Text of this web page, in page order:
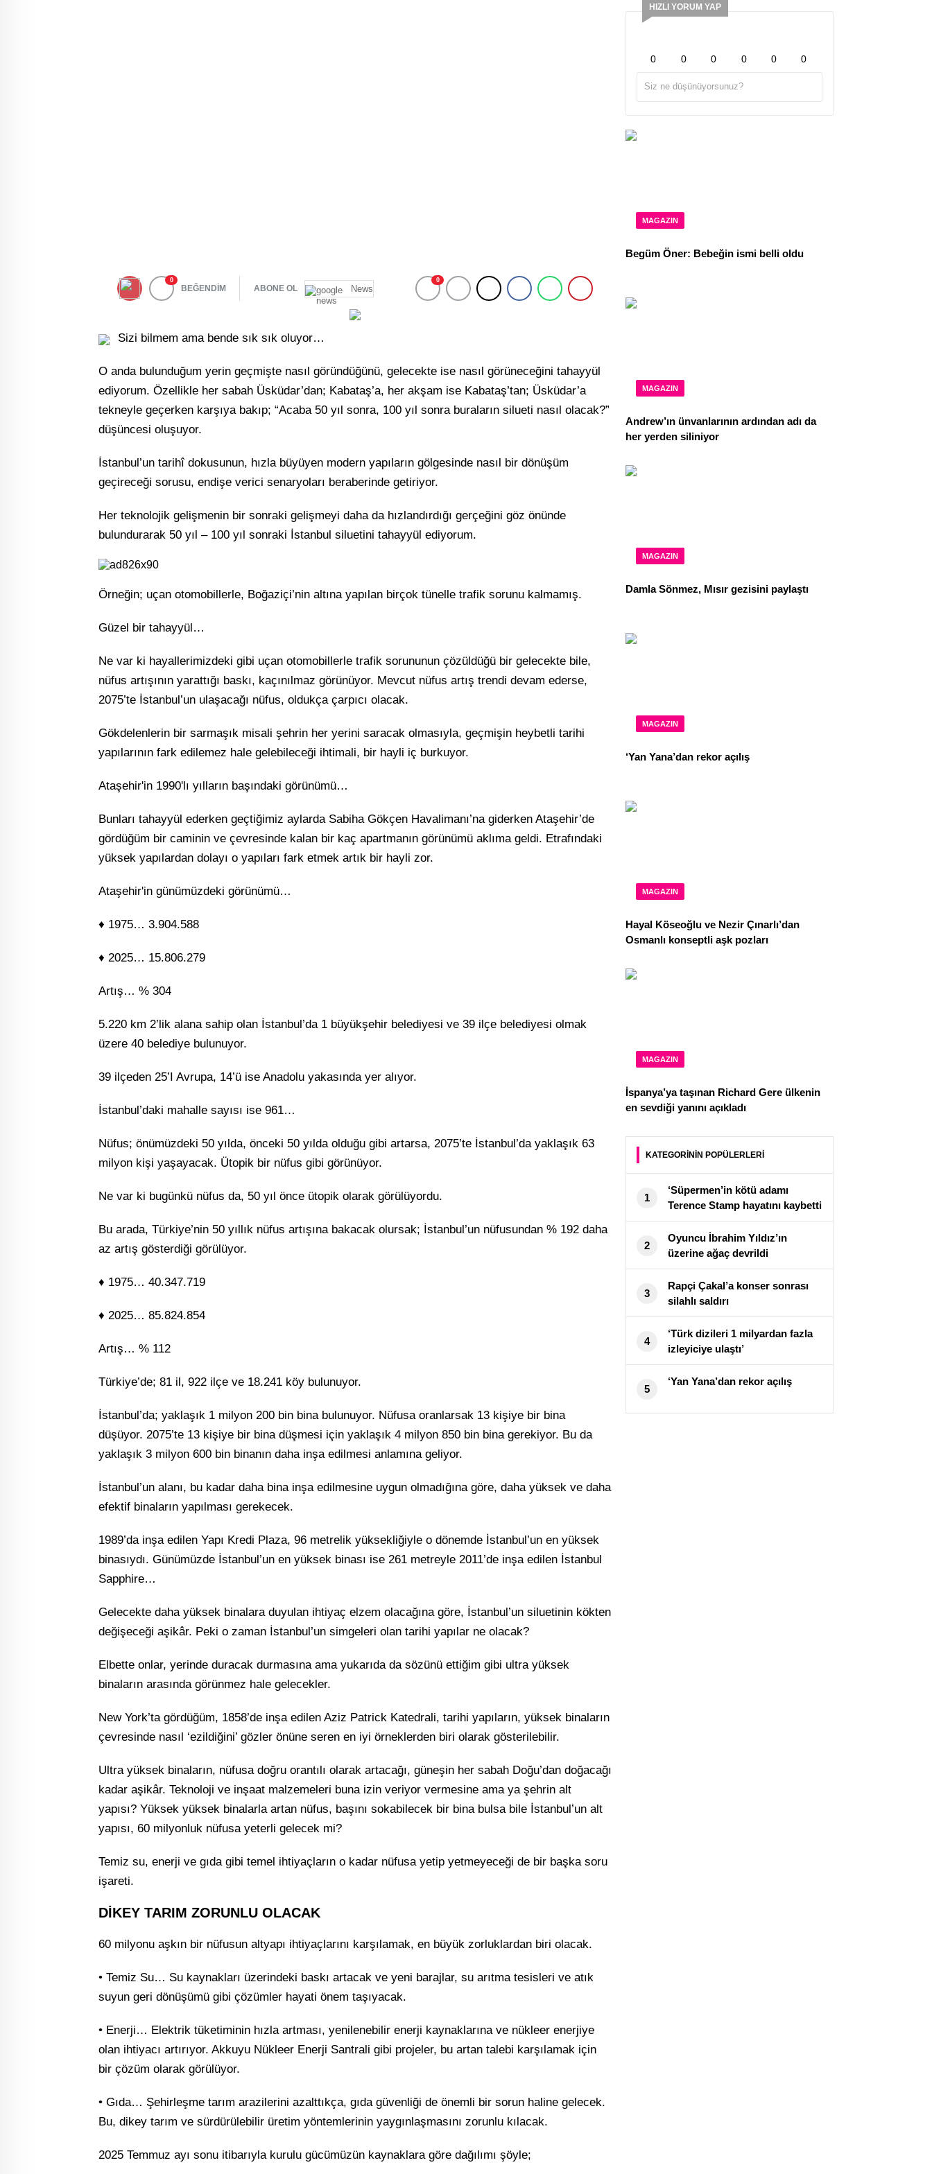
0
BEĞENDİM ABONE OL News
0
Sizi bilmem ama bende sık sık oluyor…
O anda bulunduğum yerin geçmişte nasıl göründüğünü, gelecekte ise nasıl görüneceğini tahayyül
ediyorum. Özellikle her sabah Üsküdar’dan; Kabataş’a, her akşam ise Kabataş’tan; Üsküdar’a
tekneyle geçerken karşıya bakıp; “Acaba 50 yıl sonra, 100 yıl sonra buraların silueti nasıl olacak?”
düşüncesi oluşuyor.
İstanbul’un tarihî dokusunun, hızla büyüyen modern yapıların gölgesinde nasıl bir dönüşüm
geçireceği sorusu, endişe verici senaryoları beraberinde getiriyor.
Her teknolojik gelişmenin bir sonraki gelişmeyi daha da hızlandırdığı gerçeğini göz önünde
bulundurarak 50 yıl – 100 yıl sonraki İstanbul siluetini tahayyül ediyorum.
Örneğin; uçan otomobillerle, Boğaziçi’nin altına yapılan birçok tünelle trafik sorunu kalmamış.
Güzel bir tahayyül…
Ne var ki hayallerimizdeki gibi uçan otomobillerle trafik sorununun çözüldüğü bir gelecekte bile,
nüfus artışının yarattığı baskı, kaçınılmaz görünüyor. Mevcut nüfus artış trendi devam ederse,
2075’te İstanbul’un ulaşacağı nüfus, oldukça çarpıcı olacak.
Gökdelenlerin bir sarmaşık misali şehrin her yerini saracak olmasıyla, geçmişin heybetli tarihi
yapılarının fark edilemez hale gelebileceği ihtimali, bir hayli iç burkuyor.
Ataşehir'in 1990'lı yılların başındaki görünümü…
Bunları tahayyül ederken geçtiğimiz aylarda Sabiha Gökçen Havalimanı’na giderken Ataşehir’de
gördüğüm bir caminin ve çevresinde kalan bir kaç apartmanın görünümü aklıma geldi. Etrafındaki
yüksek yapılardan dolayı o yapıları fark etmek artık bir hayli zor.
Ataşehir'in günümüzdeki görünümü…
♦ 1975… 3.904.588
♦ 2025… 15.806.279
Artış… % 304
5.220 km 2’lik alana sahip olan İstanbul’da 1 büyükşehir belediyesi ve 39 ilçe belediyesi olmak
üzere 40 belediye bulunuyor.
39 ilçeden 25’I Avrupa, 14’ü ise Anadolu yakasında yer alıyor.
İstanbul’daki mahalle sayısı ise 961…
Nüfus; önümüzdeki 50 yılda, önceki 50 yılda olduğu gibi artarsa, 2075’te İstanbul’da yaklaşık 63
milyon kişi yaşayacak. Ütopik bir nüfus gibi görünüyor.
Ne var ki bugünkü nüfus da, 50 yıl önce ütopik olarak görülüyordu.
Bu arada, Türkiye’nin 50 yıllık nüfus artışına bakacak olursak; İstanbul’un nüfusundan % 192 daha
az artış gösterdiği görülüyor.
♦ 1975… 40.347.719
♦ 2025… 85.824.854
Artış… % 112
Türkiye’de; 81 il, 922 ilçe ve 18.241 köy bulunuyor.
İstanbul’da; yaklaşık 1 milyon 200 bin bina bulunuyor. Nüfusa oranlarsak 13 kişiye bir bina
düşüyor. 2075’te 13 kişiye bir bina düşmesi için yaklaşık 4 milyon 850 bin bina gerekiyor. Bu da
yaklaşık 3 milyon 600 bin binanın daha inşa edilmesi anlamına geliyor.
İstanbul’un alanı, bu kadar daha bina inşa edilmesine uygun olmadığına göre, daha yüksek ve daha
efektif binaların yapılması gerekecek.
1989’da inşa edilen Yapı Kredi Plaza, 96 metrelik yüksekliğiyle o dönemde İstanbul’un en yüksek
binasıydı. Günümüzde İstanbul’un en yüksek binası ise 261 metreyle 2011’de inşa edilen İstanbul
Sapphire…
Gelecekte daha yüksek binalara duyulan ihtiyaç elzem olacağına göre, İstanbul’un siluetinin kökten
değişeceği aşikâr. Peki o zaman İstanbul’un simgeleri olan tarihi yapılar ne olacak?
Elbette onlar, yerinde duracak durmasına ama yukarıda da sözünü ettiğim gibi ultra yüksek
binaların arasında görünmez hale gelecekler.
New York’ta gördüğüm, 1858’de inşa edilen Aziz Patrick Katedrali, tarihi yapıların, yüksek binaların
çevresinde nasıl ‘ezildiğini’ gözler önüne seren en iyi örneklerden biri olarak gösterilebilir.
Ultra yüksek binaların, nüfusa doğru orantılı olarak artacağı, güneşin her sabah Doğu’dan doğacağı
kadar aşikâr. Teknoloji ve inşaat malzemeleri buna izin veriyor vermesine ama ya şehrin alt
yapısı? Yüksek yüksek binalarla artan nüfus, başını sokabilecek bir bina bulsa bile İstanbul’un alt
yapısı, 60 milyonluk nüfusa yeterli gelecek mi?
Temiz su, enerji ve gıda gibi temel ihtiyaçların o kadar nüfusa yetip yetmeyeceği de bir başka soru
işareti.
DİKEY TARIM ZORUNLU OLACAK
60 milyonu aşkın bir nüfusun altyapı ihtiyaçlarını karşılamak, en büyük zorluklardan biri olacak.
• Temiz Su… Su kaynakları üzerindeki baskı artacak ve yeni barajlar, su arıtma tesisleri ve atık
suyun geri dönüşümü gibi çözümler hayati önem taşıyacak.
• Enerji… Elektrik tüketiminin hızla artması, yenilenebilir enerji kaynaklarına ve nükleer enerjiye
olan ihtiyacı artırıyor. Akkuyu Nükleer Enerji Santrali gibi projeler, bu artan talebi karşılamak için
bir çözüm olarak görülüyor.
• Gıda… Şehirleşme tarım arazilerini azalttıkça, gıda güvenliği de önemli bir sorun haline gelecek.
Bu, dikey tarım ve sürdürülebilir üretim yöntemlerinin yaygınlaşmasını zorunlu kılacak.
2025 Temmuz ayı sonu itibarıyla kurulu gücümüzün kaynaklara göre dağılımı şöyle;
HIZLI YORUM YAP
0 0 0 0 0 0
MAGAZIN
Begüm Öner: Bebeğin ismi belli oldu
MAGAZIN
Andrew’ın ünvanlarının ardından adı da
her yerden siliniyor
MAGAZIN
Damla Sönmez, Mısır gezisini paylaştı
MAGAZIN
‘Yan Yana’dan rekor açılış
MAGAZIN
Hayal Köseoğlu ve Nezir Çınarlı’dan
Osmanlı konseptli aşk pozları
MAGAZIN
İspanya’ya taşınan Richard Gere ülkenin
en sevdiği yanını açıkladı
KATEGORİNİN POPÜLERLERİ
1
‘Süpermen’in kötü adamı
Terence Stamp hayatını kaybetti
2
Oyuncu İbrahim Yıldız’ın
üzerine ağaç devrildi
3
Rapçi Çakal’a konser sonrası
silahlı saldırı
4
‘Türk dizileri 1 milyardan fazla
izleyiciye ulaştı’
5
‘Yan Yana’dan rekor açılış